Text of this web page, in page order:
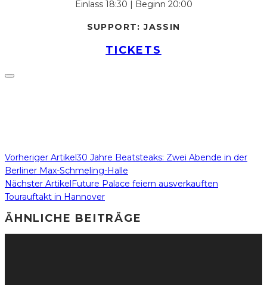
Einlass 18:30 | Beginn 20:00
SUPPORT: JASSIN
TICKETS
Vorheriger Artikel30 Jahre Beatsteaks: Zwei Abende in der
Berliner Max-Schmeling-Halle
Nächster ArtikelFuture Palace feiern ausverkauften
Tourauftakt in Hannover
ÄHNLICHE BEITRÄGE